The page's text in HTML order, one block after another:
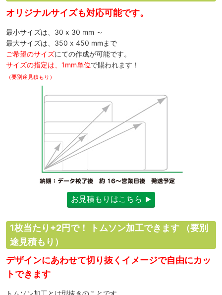
オリジナルサイズも対応可能です。
最小サイズは、30 x 30 mm ～
最大サイズは、350 x 450 mmまで
ご希望のサイズにての作成が可能です。
サイズの指定は、1mm単位で賜われます！
（要別途見積もり）
お見積もりはこちら
1枚当たり+2円で！ トムソン加工できます
（要別
途見積もり）
デザインにあわせて切り抜くイメージで自由にカッ
トできます